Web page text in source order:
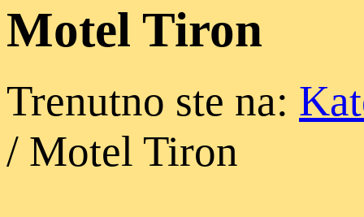
Motel Tiron
Trenutno ste na:
/ Motel Tiron